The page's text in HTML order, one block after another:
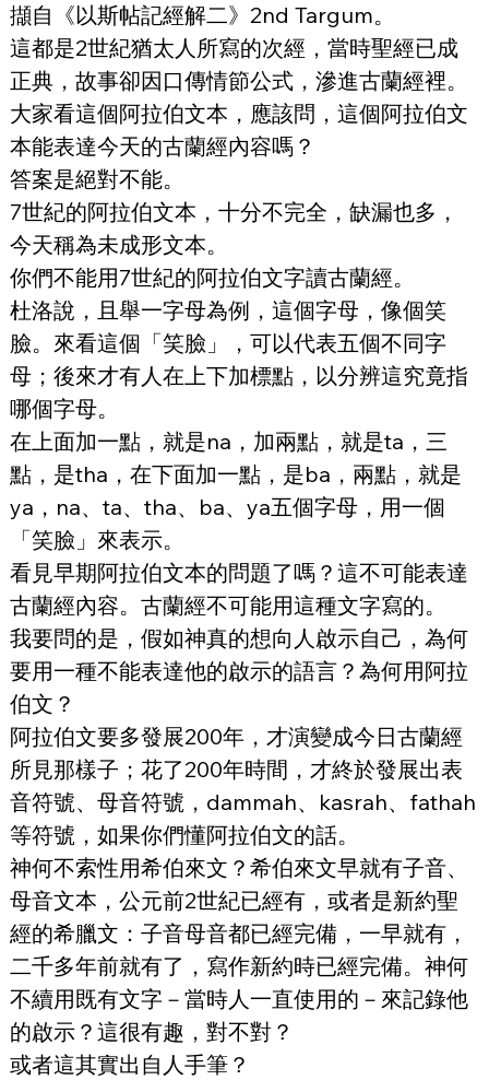
擷自《以斯帖記經解二》2nd Targum。
這都是2世紀猶太人所寫的次經，當時聖經已成
正典，故事卻因口傳情節公式，滲進古蘭經裡。
大家看這個阿拉伯文本，應該問，這個阿拉伯文
本能表達今天的古蘭經內容嗎？
答案是絕對不能。
7世紀的阿拉伯文本，十分不完全，缺漏也多，
今天稱為未成形文本。
你們不能用7世紀的阿拉伯文字讀古蘭經。
杜洛說，且舉一字母為例，這個字母，像個笑
臉。來看這個「笑臉」，可以代表五個不同字
母；後來才有人在上下加標點，以分辨這究竟指
哪個字母。
在上面加一點，就是na，加兩點，就是ta，三
點，是tha，在下面加一點，是ba，兩點，就是
ya，na、ta、tha、ba、ya五個字母，用一個
「笑臉」來表示。
看見早期阿拉伯文本的問題了嗎？這不可能表達
古蘭經內容。古蘭經不可能用這種文字寫的。
我要問的是，假如神真的想向人啟示自己，為何
要用一種不能表達他的啟示的語言？為何用阿拉
伯文？
阿拉伯文要多發展200年，才演變成今日古蘭經
所見那樣子；花了200年時間，才終於發展出表
音符號、母音符號，dammah、kasrah、fathah
等符號，如果你們懂阿拉伯文的話。
神何不索性用希伯來文？希伯來文早就有子音、
母音文本，公元前2世紀已經有，或者是新約聖
經的希臘文：子音母音都已經完備，一早就有，
二千多年前就有了，寫作新約時已經完備。神何
不續用既有文字－當時人一直使用的－來記錄他
的啟示？這很有趣，對不對？
或者這其實出自人手筆？